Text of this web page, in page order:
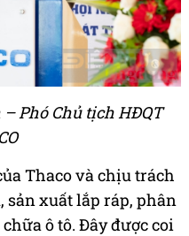
Phó Chủ tịch HĐQT
Thaco và chịu trách
xuất lắp ráp, phân
ô tô. Đây được coi